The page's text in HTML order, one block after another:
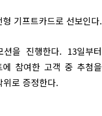
기프트카드로 선보인다.
션을 진행한다. 13일부터
참여한 고객 중 추첨을
로 증정한다.